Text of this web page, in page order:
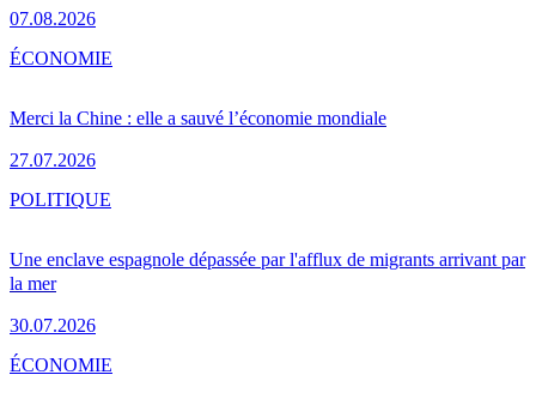
07.08.2026
Merci la Chine : elle a sauvé l’économie mondiale
27.07.2026
ÉCONOMIE
Une enclave espagnole dépassée par l'afflux de migrants arrivant par
la mer
30.07.2026
POLITIQUE
ÉCONOMIE